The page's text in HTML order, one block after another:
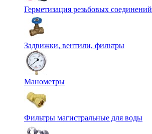
Герметизация резьбовых соединений
Задвижки, вентили, фильтры
Манометры
Фильтры магистральные для воды